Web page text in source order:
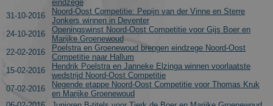
eindzege
31-10-2016
Noord-Oost Competitie: Pepijn van der Vinne en Sterre
Jonkers winnen in Deventer
24-10-2016
Openingswinst Noord-Oost Competitie voor Gijs Boer en
Marijke Groenewoud
22-02-2016
Poelstra en Groenewoud brengen eindzege Noord-Oost
Competitie naar Hallum
15-02-2016
Hendrik Poelstra en Janneke Elzinga winnen voorlaatste
wedstrijd Noord-Oost Competitie
07-02-2016
Negende etappe Noord-Oost Competitie voor Thomas Kruk
en Marijke Groenewoud
persist
session state.
Aanbieder/